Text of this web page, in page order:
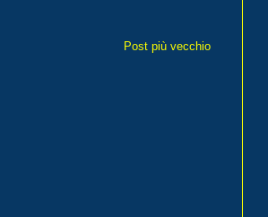
Post più vecchio